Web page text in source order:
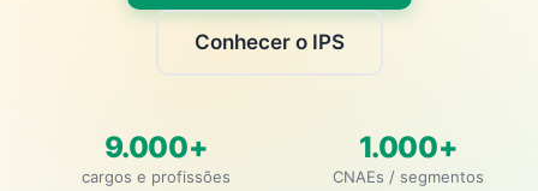
Conhecer o IPS
9.000+
cargos e profissões
1.000+
CNAEs / segmentos